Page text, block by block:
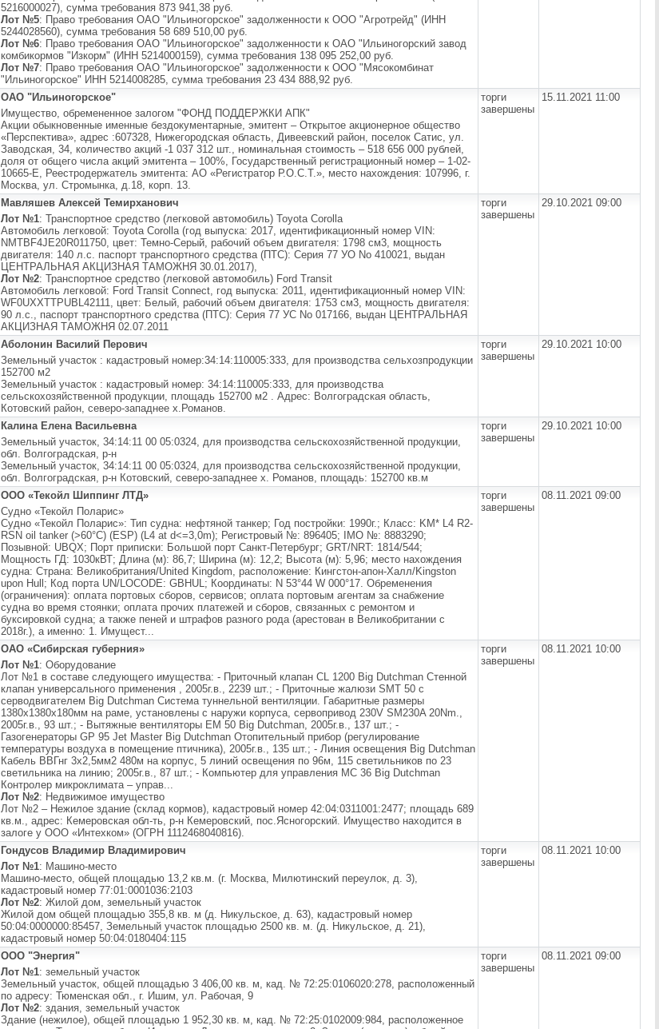
5216000027), сумма требования 873 941,38 руб.
Лот №5: Право требования ОАО "Ильиногорское" задолженности к ООО "Агротрейд" (ИНН
5244028560), сумма требования 58 689 510,00 руб.
Лот №6: Право требования ОАО "Ильиногорское" задолженности к ОАО "Ильиногорский завод
комбикормов "Изкорм" (ИНН 5214000159), сумма требования 138 095 252,00 руб.
Лот №7: Право требования ОАО "Ильиногорское" задолженности к ООО "Мясокомбинат
"Ильиногорское" ИНН 5214008285, сумма требования 23 434 888,92 руб.
ОАО "Ильиногорское"
Имущество, обремененное залогом "ФОНД ПОДДЕРЖКИ АПК"
Акции обыкновенные именные бездокументарные, эмитент – Открытое акционерное общество
«Перспектива», адрес :607328, Нижегородская область, Дивеевский район, поселок Сатис, ул.
Заводская, 34, количество акций -1 037 312 шт., номинальная стоимость – 518 656 000 рублей,
доля от общего числа акций эмитента – 100%, Государственный регистрационный номер – 1-02-
10665-Е, Реестродержатель эмитента: АО «Регистратор Р.О.С.Т.», место нахождения: 107996, г.
Москва, ул. Стромынка, д.18, корп. 13.
торги
завершены
15.11.2021 11:00
Мавляшев Алексей Темирханович
Лот №1: Транспортное средство (легковой автомобиль) Toyota Corolla
Автомобиль легковой: Toyota Corolla (год выпуска: 2017, идентификационный номер VIN:
NMTBF4JE20R011750, цвет: Темно-Серый, рабочий объем двигателя: 1798 см3, мощность
двигателя: 140 л.с. паспорт транспортного средства (ПТС): Серия 77 УО No 410021, выдан
ЦЕНТРАЛЬНАЯ АКЦИЗНАЯ ТАМОЖНЯ 30.01.2017),
Лот №2: Транспортное средство (легковой автомобиль) Ford Transit
Автомобиль легковой: Ford Transit Connect, год выпуска: 2011, идентификационный номер VIN:
WF0UXXTTPUBL42111, цвет: Белый, рабочий объем двигателя: 1753 см3, мощность двигателя:
90 л.с., паспорт транспортного средства (ПТС): Серия 77 УС No 017166, выдан ЦЕНТРАЛЬНАЯ
АКЦИЗНАЯ ТАМОЖНЯ 02.07.2011
торги
завершены
29.10.2021 09:00
Аболонин Василий Перович
Земельный участок : кадастровый номер:34:14:110005:333, для производства сельхозпродукции
152700 м2
Земельный участок : кадастровый номер: 34:14:110005:333, для производства
сельскохозяйственной продукции, площадь 152700 м2 . Адрес: Волгоградская область,
Котовский район, северо-западнее х.Романов.
торги
завершены
29.10.2021 10:00
Калина Елена Васильевна
Земельный участок, 34:14:11 00 05:0324, для производства сельскохозяйственной продукции,
обл. Волгоградская, р-н
Земельный участок, 34:14:11 00 05:0324, для производства сельскохозяйственной продукции,
обл. Волгоградская, р-н Котовский, северо-западнее х. Романов, площадь: 152700 кв.м
торги
завершены
29.10.2021 10:00
ООО «Текойл Шиппинг ЛТД»
Судно «Текойл Поларис»
Судно «Текойл Поларис»: Тип судна: нефтяной танкер; Год постройки: 1990г.; Класс: KM* L4 R2-
RSN oil tanker (>60°С) (ESP) (L4 at d<=3,0m); Регистровый №: 896405; IMO №: 8883290;
Позывной: UBQX; Порт приписки: Большой порт Санкт-Петербург; GRT/NRT: 1814/544;
Мощность ГД: 1030кВТ; Длина (м): 86,7; Ширина (м): 12,2; Высота (м): 5,96; место нахождения
судна: Страна: Великобритания/United Kingdom, расположение: Кингстон-апон-Халл/Kingston
upon Hull; Код порта UN/LOCODE: GBHUL; Координаты: N 53°44 W 000°17. Обременения
(ограничения): оплата портовых сборов, сервисов; оплата портовым агентам за снабжение
судна во время стоянки; оплата прочих платежей и сборов, связанных с ремонтом и
буксировкой судна; а также пеней и штрафов разного рода (арестован в Великобритании с
2018г.), а именно: 1. Имущест...
торги
завершены
08.11.2021 09:00
ОАО «Сибирская губерния»
Лот №1: Оборудование
Лот №1 в составе следующего имущества: - Приточный клапан CL 1200 Big Dutchman Стенной
клапан универсального применения , 2005г.в., 2239 шт.; - Приточные жалюзи SMT 50 с
серводвигателем Big Dutchman Система туннельной вентиляции. Габаритные размеры
1380х1380х180мм на раме, установлены с наружи корпуса, сервопривод 230V SM230A 20Nm.,
2005г.в., 93 шт.; - Вытяжные вентиляторы EM 50 Big Dutchman, 2005г.в., 137 шт.; -
Газогенераторы GP 95 Jet Master Big Dutchman Отопительный прибор (регулирование
температуры воздуха в помещение птичника), 2005г.в., 135 шт.; - Линия освещения Big Dutchman
Кабель ВВГнг 3х2,5мм2 480м на корпус, 5 линий освещения по 96м, 115 светильников по 23
светильника на линию; 2005г.в., 87 шт.; - Компьютер для управления MC 36 Big Dutchman
Контролер микроклимата – управ...
Лот №2: Недвижимое имущество
Лот №2 – Нежилое здание (склад кормов), кадастровый номер 42:04:0311001:2477; площадь 689
кв.м., адрес: Кемеровская обл-ть, р-н Кемеровский, пос.Ясногорский. Имущество находится в
залоге у ООО «Интехком» (ОГРН 1112468040816).
торги
завершены
08.11.2021 10:00
Гондусов Владимир Владимирович
Лот №1: Машино-место
Машино-место, общей площадью 13,2 кв.м. (г. Москва, Милютинский переулок, д. 3),
кадастровый номер 77:01:0001036:2103
Лот №2: Жилой дом, земельный участок
Жилой дом общей площадью 355,8 кв. м (д. Никульское, д. 63), кадастровый номер
50:04:0000000:85457, Земельный участок площадью 2500 кв. м. (д. Никульское, д. 21),
кадастровый номер 50:04:0180404:115
торги
завершены
08.11.2021 10:00
ООО "Энергия"
Лот №1: земельный участок
Земельный участок, общей площадью 3 406,00 кв. м, кад. № 72:25:0106020:278, расположенный
по адресу: Тюменская обл., г. Ишим, ул. Рабочая, 9
Лот №2: здания, земельный участок
Здание (нежилое), общей площадью 1 952,30 кв. м, кад. № 72:25:0102009:984, расположенное
торги
завершены
08.11.2021 09:00